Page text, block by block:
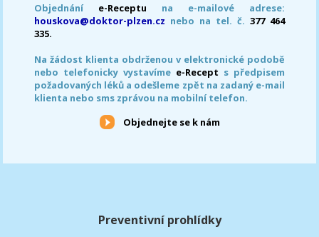
Objednání e-Receptu na e-mailové adrese:
houskova@doktor-plzen.cz nebo na tel. č. 377 464
335.
Na žádost klienta obdrženou v elektronické podobě
nebo telefonicky vystavíme e-Recept s předpisem
požadovaných léků a odešleme zpět na zadaný e-mail
klienta nebo sms zprávou na mobilní telefon.
Objednejte se k nám
Preventivní prohlídky